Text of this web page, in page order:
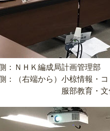
ＮＨＫ編成局計画管理部
ら）小椋情報・コミュ
・文化委員